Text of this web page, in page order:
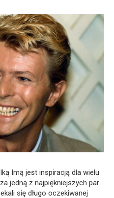
Imą jest inspiracją dla wielu
jedną z najpiękniejszych par.
się długo oczekiwanej